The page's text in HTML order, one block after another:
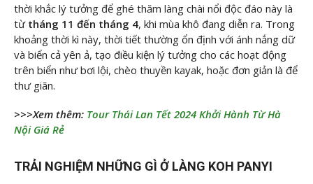
thời khắc lý tưởng để ghé thăm làng chài nổi độc đáo này là
từ tháng 11 đến tháng 4, khi mùa khô đang diễn ra. Trong
khoảng thời kì này, thời tiết thường ổn định với ánh nắng dữ
và biển cả yên ả, tạo điều kiện lý tưởng cho các hoạt động
trên biển như bơi lội, chèo thuyền kayak, hoặc đơn giản là để
thư giãn.
>>>Xem thêm: Tour Thái Lan Tết 2024 Khởi Hành Từ Hà
Nội Giá Rẻ
TRẢI NGHIỆM NHỮNG GÌ Ở LÀNG KOH PANYI